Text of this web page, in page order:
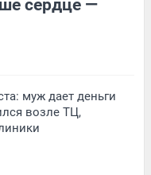
сердце —
муж дает деньги
возле ТЦ,